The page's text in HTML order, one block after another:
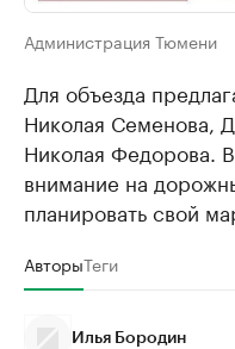
Администрация Тюмени
Для объезда
Николая Семенова,
Николая Федорова.
внимание на
планировать свой
АвторыТеги
Илья Бородин